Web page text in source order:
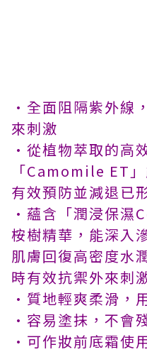
•全面阻隔紫外線
來刺激
•從植物萃取的高
「Camomile ET
有效預防並減退已
•蘊含「潤浸保濕
桉樹精華，能深入
肌膚回復高密度水
時有效抗禦外來刺
•質地輕爽柔滑，
•容易塗抹，不會
•可作妝前底霜使